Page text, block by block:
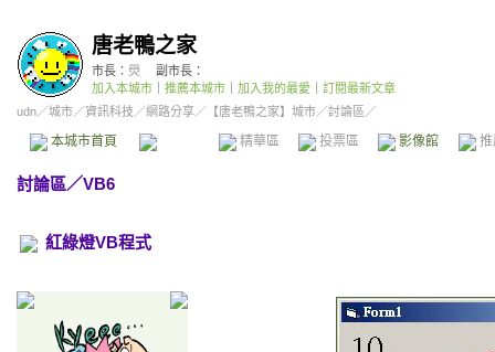
唐老鴨之家
市長： 燢
副市長：
加入本城市
推薦本城市 加入我的最愛
訂閱最新文章
udn／城市／資訊科技 ／網路分享／ 【唐老鴨之家】城市／討論區／
本城市首頁 精華區 投票區 影像館
討論區／VB6
紅綠燈VB程式